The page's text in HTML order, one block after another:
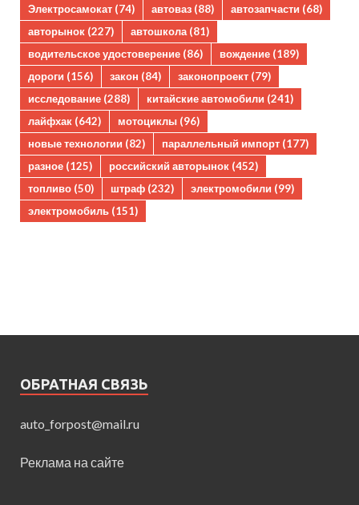
Электросамокат (74) автоваз (88) автозапчасти (68)
авторынок (227) автошкола(81)
водительское удостоверение (86) вождение (189)
дороги (156) закон (84) законопроект (79)
исследование (288) китайские автомобили (241)
лайфхак (642) мотоциклы (96)
новые технологии (82) параллельный импорт (177)
разное (125) российский авторынок (452)
топливо (50) штраф (232) электромобили (99)
электромобиль (151)
ОБРАТНАЯ СВЯЗЬ
auto_forpost@mail.ru
Реклама на сайте